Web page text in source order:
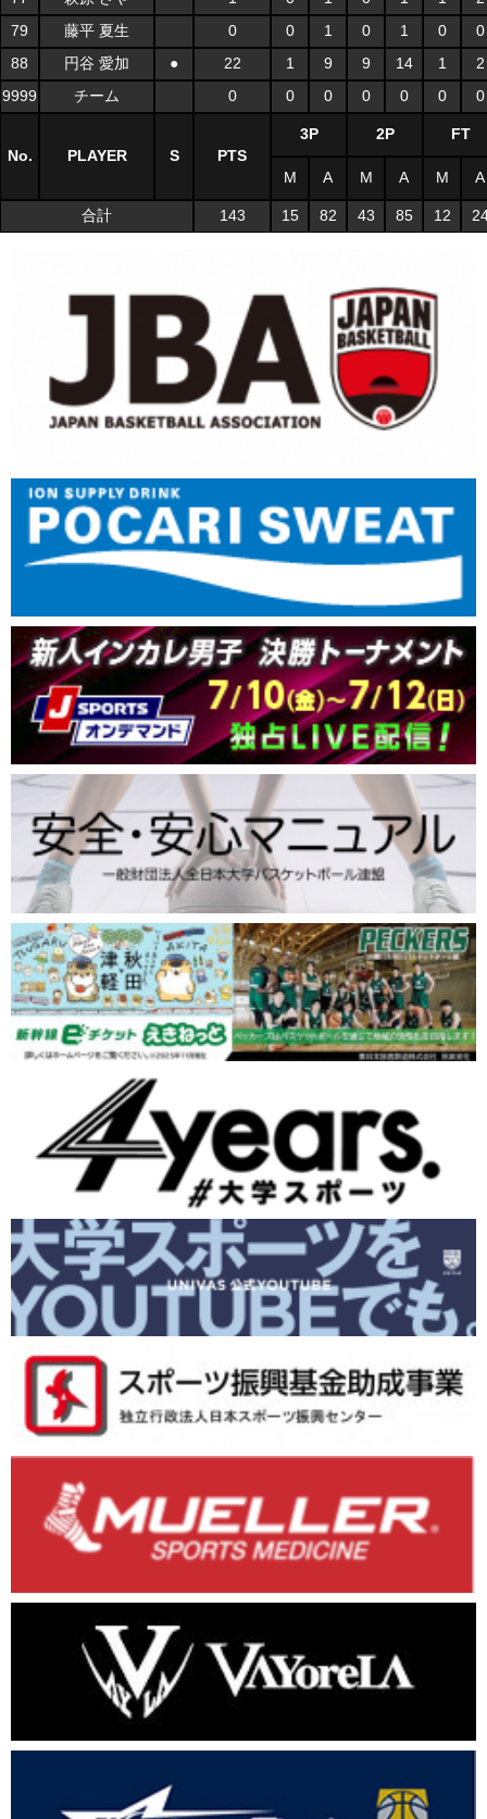
79
藤平 夏生 0 0 1 0 1 0
0
88
円谷 愛加 ● 22 1 9 9 14 1
2
9999
チーム 0 0 0 0 0 0 0
No. PLAYER S PTS
3P 2P FT
M A M A M A
合計 143 15 82 43 85 12